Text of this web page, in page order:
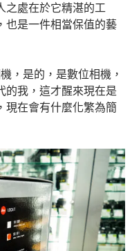
之處在於它精湛的工
也是一件相當保值的藝
，是的，是數位相機，
的我，這才醒來現在是
現在會有什麼化繁為簡